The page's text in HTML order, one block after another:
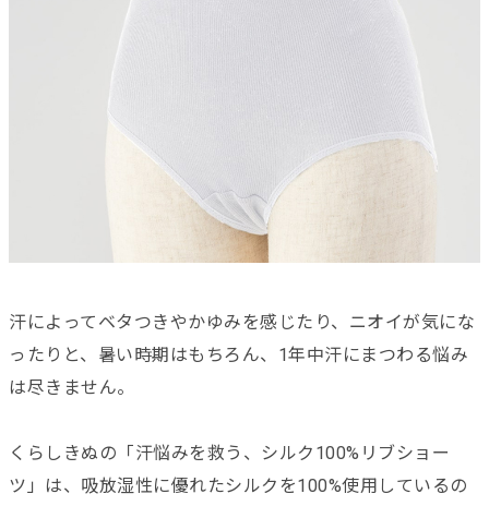
汗によってベタつきやかゆみを感じたり、ニオイが気にな
ったりと、暑い時期はもちろん、1年中汗にまつわる悩み
は尽きません。
くらしきぬの「汗悩みを救う、シルク100%リブショー
ツ」は、吸放湿性に優れたシルクを100%使用しているの